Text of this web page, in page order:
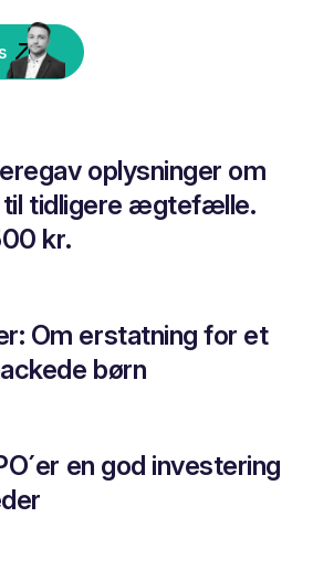
oplysninger om
til tidligere ægtefælle.
kr.
Om erstatning for et
børn
en god investering